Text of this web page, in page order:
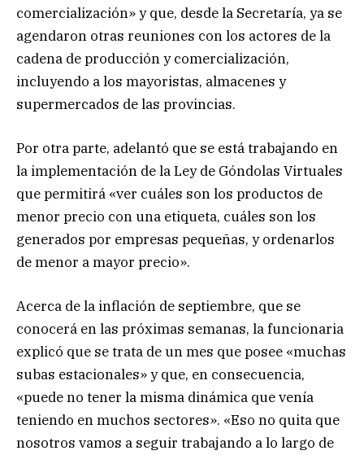
comercialización» y que, desde la Secretaría, ya se
agendaron otras reuniones con los actores de la
cadena de producción y comercialización,
incluyendo a los mayoristas, almacenes y
supermercados de las provincias.
Por otra parte, adelantó que se está trabajando en
la implementación de la Ley de Góndolas Virtuales
que permitirá «ver cuáles son los productos de
menor precio con una etiqueta, cuáles son los
generados por empresas pequeñas, y ordenarlos
de menor a mayor precio».
Acerca de la inflación de septiembre, que se
conocerá en las próximas semanas, la funcionaria
explicó que se trata de un mes que posee «muchas
subas estacionales» y que, en consecuencia,
«puede no tener la misma dinámica que venía
teniendo en muchos sectores». «Eso no quita que
nosotros vamos a seguir trabajando a lo largo de